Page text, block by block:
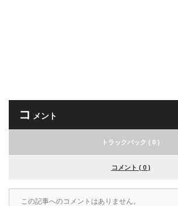
コ メント
トラックバック ( 0 )
コメント ( 0 )
この記事へのコメントはありません。